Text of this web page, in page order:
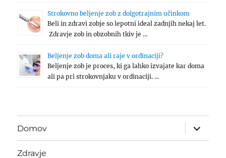
Strokovno beljenje zob z dolgotrajnim učinkom
Beli in zdravi zobje so lepotni ideal zadnjih nekaj let.
Zdravje zob in obzobnih tkiv je …
Beljenje zob doma ali raje v ordinaciji?
Beljenje zob je proces, ki ga lahko izvajate kar doma
ali pa pri strokovnjaku v ordinaciji. …
Domov
expand
child
menu
Zdravje